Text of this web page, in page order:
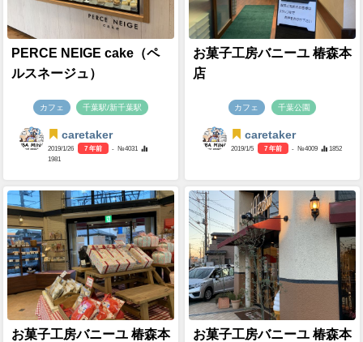
PERCE NEIGE cake（ペ
ルスネージュ）
カフェ 千葉駅/新千葉駅
caretaker
2019/1/26 7 年前
- №4031
1981
お菓子工房バニーユ 椿森本
店
カフェ 千葉公園
caretaker
2019/1/5 7 年前 - №4009 1852
お菓子工房バニーユ 椿森本
お菓子工房バニーユ 椿森本